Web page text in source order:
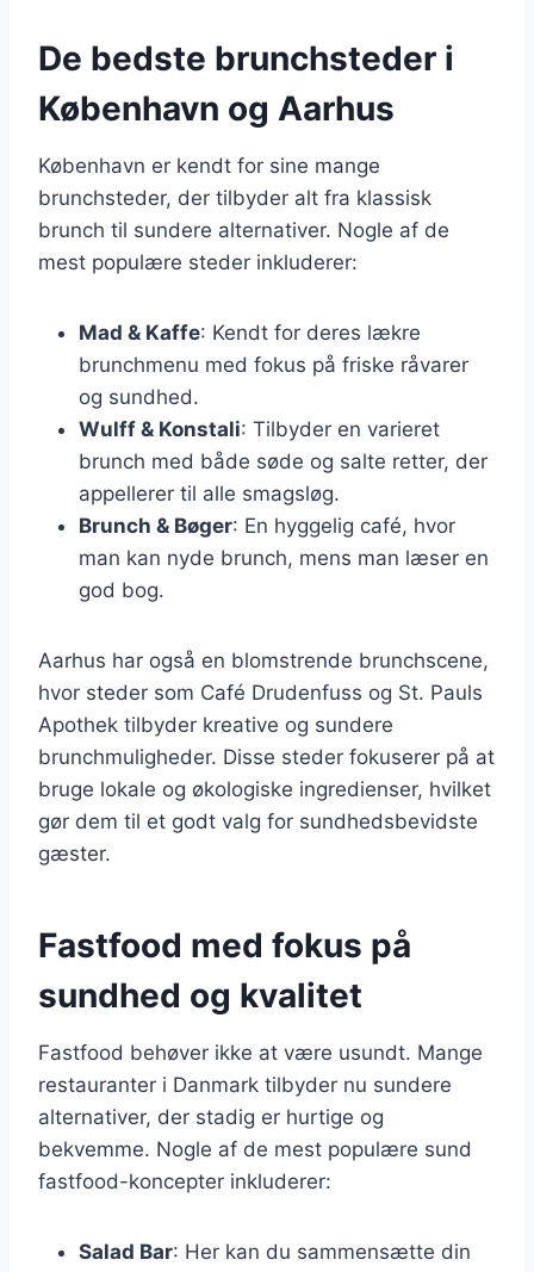
De bedste brunchsteder i
København og Aarhus
København er kendt for sine mange
brunchsteder, der tilbyder alt fra klassisk
brunch til sundere alternativer. Nogle af de
mest populære steder inkluderer:
Mad & Kaffe: Kendt for deres lækre
brunchmenu med fokus på friske råvarer
og sundhed.
Wulff & Konstali: Tilbyder en varieret
brunch med både søde og salte retter, der
appellerer til alle smagsløg.
Brunch & Bøger: En hyggelig café, hvor
man kan nyde brunch, mens man læser en
god bog.
Aarhus har også en blomstrende brunchscene,
hvor steder som Café Drudenfuss og St. Pauls
Apothek tilbyder kreative og sundere
brunchmuligheder. Disse steder fokuserer på at
bruge lokale og økologiske ingredienser, hvilket
gør dem til et godt valg for sundhedsbevidste
gæster.
Fastfood med fokus på
sundhed og kvalitet
Fastfood behøver ikke at være usundt. Mange
restauranter i Danmark tilbyder nu sundere
alternativer, der stadig er hurtige og
bekvemme. Nogle af de mest populære sund
fastfood-koncepter inkluderer:
Salad Bar: Her kan du sammensætte din